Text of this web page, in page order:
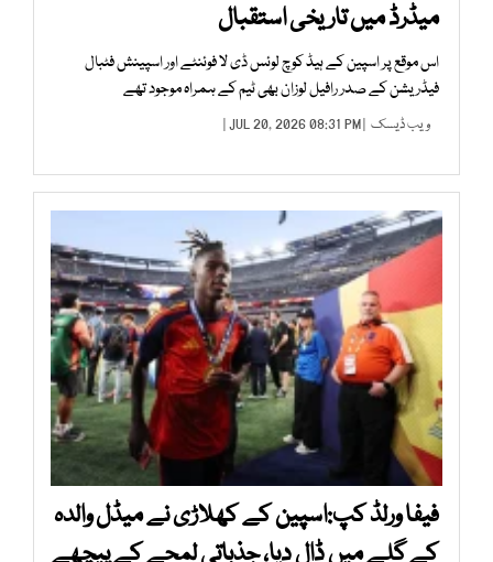
میڈرڈ میں تاریخی استقبال
اس موقع پر اسپین کے ہیڈ کوچ لوئس ڈی لا فوئنٹے اور اسپینش فٹبال
فیڈریشن کے صدر رافیل لوزان بھی ٹیم کے ہمراہ موجود تھے
ویب ڈیسک | JUL 20, 2026 08:31 PM |
فیفا ورلڈ کپ:اسپین کے کھلاڑی نے میڈل والدہ